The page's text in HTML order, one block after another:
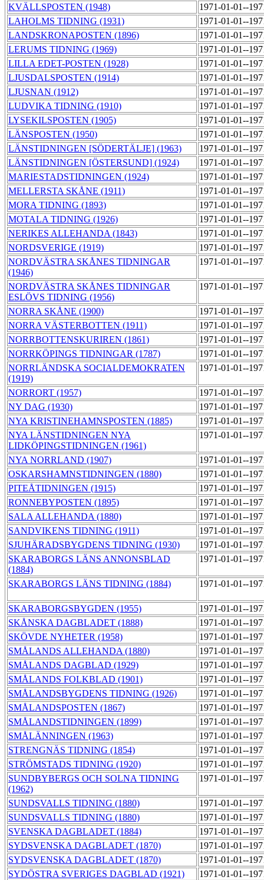
KVÄLLSPOSTEN (1948)
1971-01-01--
LAHOLMS TIDNING (1931)
1971-01-01--
LANDSKRONAPOSTEN (1896)
1971-01-01--
LERUMS TIDNING (1969)
1971-01-01--
LILLA EDET-POSTEN (1928)
1971-01-01--
LJUSDALSPOSTEN (1914)
1971-01-01--
LJUSNAN (1912)
1971-01-01--
LUDVIKA TIDNING (1910)
1971-01-01--
LYSEKILSPOSTEN (1905)
1971-01-01--
LÄNSPOSTEN (1950)
1971-01-01--
LÄNSTIDNINGEN [SÖDERTÄLJE] (1963)
1971-01-01--
LÄNSTIDNINGEN [ÖSTERSUND] (1924)
1971-01-01--
MARIESTADSTIDNINGEN (1924)
1971-01-01--
MELLERSTA SKÅNE (1911)
1971-01-01--
MORA TIDNING (1893)
1971-01-01--
MOTALA TIDNING (1926)
1971-01-01--
NERIKES ALLEHANDA (1843)
1971-01-01--
NORDSVERIGE (1919)
1971-01-01--
NORDVÄSTRA SKÅNES TIDNINGAR
(1946)
1971-01-01--
NORDVÄSTRA SKÅNES TIDNINGAR
ESLÖVS TIDNING (1956)
1971-01-01--
NORRA SKÅNE (1900)
1971-01-01--
NORRA VÄSTERBOTTEN (1911)
1971-01-01--
NORRBOTTENSKURIREN (1861)
1971-01-01--
NORRKÖPINGS TIDNINGAR (1787)
1971-01-01--
NORRLÄNDSKA SOCIALDEMOKRATEN
(1919)
1971-01-01--
NORRORT (1957)
1971-01-01--
NY DAG (1930)
1971-01-01--
NYA KRISTINEHAMNSPOSTEN (1885)
1971-01-01--
NYA LÄNSTIDNINGEN NYA
LIDKÖPINGSTIDNINGEN (1961)
1971-01-01--
NYA NORRLAND (1907)
1971-01-01--
OSKARSHAMNSTIDNINGEN (1880)
1971-01-01--
PITEÅTIDNINGEN (1915)
1971-01-01--
RONNEBYPOSTEN (1895)
1971-01-01--
SALA ALLEHANDA (1880)
1971-01-01--
SANDVIKENS TIDNING (1911)
1971-01-01--
SJUHÄRADSBYGDENS TIDNING (1930)
1971-01-01--
SKARABORGS LÄNS ANNONSBLAD
(1884)
1971-01-01--
SKARABORGS LÄNS TIDNING (1884) 1971-01-01--
SKARABORGSBYGDEN (1955)
1971-01-01--
SKÅNSKA DAGBLADET (1888)
1971-01-01--
SKÖVDE NYHETER (1958)
1971-01-01--
SMÅLANDS ALLEHANDA (1880)
1971-01-01--
SMÅLANDS DAGBLAD (1929)
1971-01-01--
SMÅLANDS FOLKBLAD (1901)
1971-01-01--
SMÅLANDSBYGDENS TIDNING (1926)
1971-01-01--
SMÅLANDSPOSTEN (1867)
1971-01-01--
SMÅLANDSTIDNINGEN (1899)
1971-01-01--
SMÅLÄNNINGEN (1963)
1971-01-01--
STRENGNÄS TIDNING (1854)
1971-01-01--
STRÖMSTADS TIDNING (1920)
1971-01-01--
SUNDBYBERGS OCH SOLNA TIDNING
(1962)
1971-01-01--
SUNDSVALLS TIDNING (1880)
1971-01-01--
SUNDSVALLS TIDNING (1880)
1971-01-01--
SVENSKA DAGBLADET (1884)
1971-01-01--
SYDSVENSKA DAGBLADET (1870)
1971-01-01--
SYDSVENSKA DAGBLADET (1870)
1971-01-01--
SYDÖSTRA SVERIGES DAGBLAD (1921)
1971-01-01--